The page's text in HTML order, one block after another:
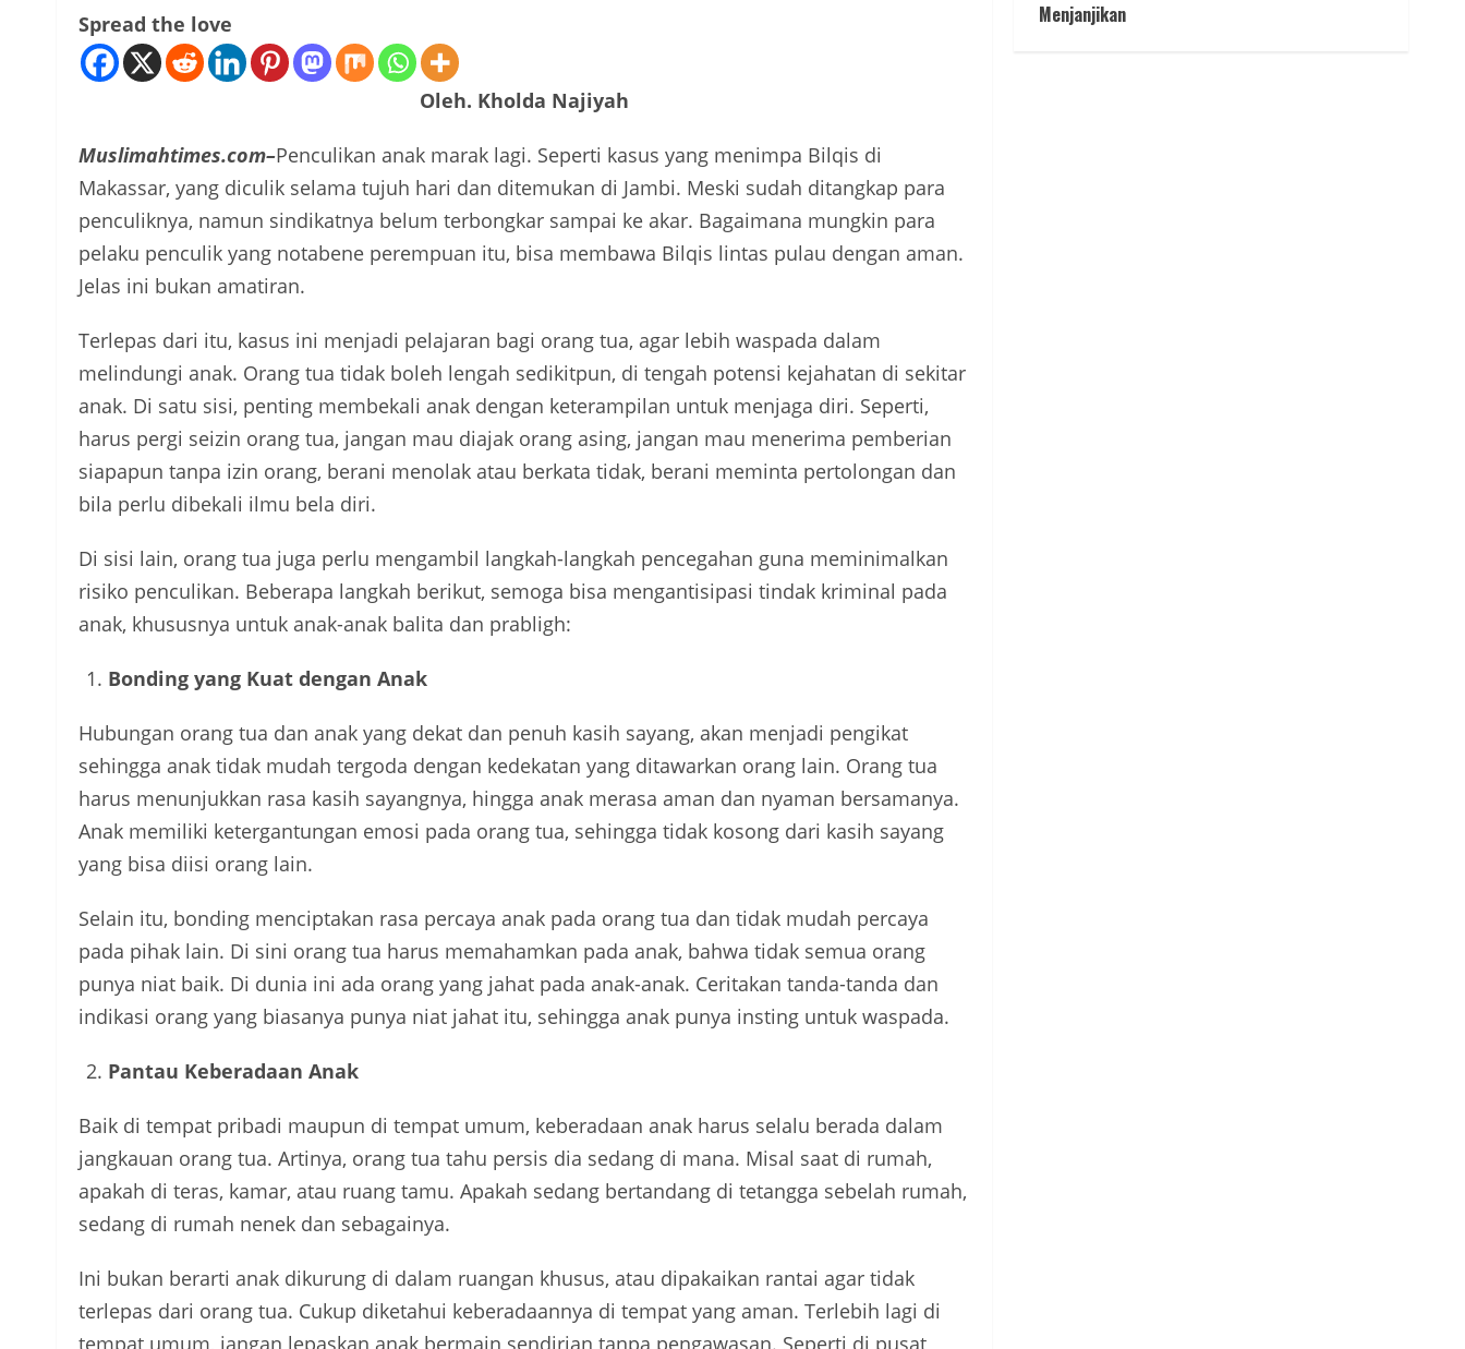
Spread the love
Oleh. Kholda Najiyah
Muslimahtimes.com–Penculikan anak marak lagi. Seperti kasus yang menimpa Bilqis di
Makassar, yang diculik selama tujuh hari dan ditemukan di Jambi. Meski sudah ditangkap para
penculiknya, namun sindikatnya belum terbongkar sampai ke akar. Bagaimana mungkin para
pelaku penculik yang notabene perempuan itu, bisa membawa Bilqis lintas pulau dengan aman.
Jelas ini bukan amatiran.
Terlepas dari itu, kasus ini menjadi pelajaran bagi orang tua, agar lebih waspada dalam
melindungi anak. Orang tua tidak boleh lengah sedikitpun, di tengah potensi kejahatan di sekitar
anak. Di satu sisi, penting membekali anak dengan keterampilan untuk menjaga diri. Seperti,
harus pergi seizin orang tua, jangan mau diajak orang asing, jangan mau menerima pemberian
siapapun tanpa izin orang, berani menolak atau berkata tidak, berani meminta pertolongan dan
bila perlu dibekali ilmu bela diri.
Di sisi lain, orang tua juga perlu mengambil langkah-langkah pencegahan guna meminimalkan
risiko penculikan. Beberapa langkah berikut, semoga bisa mengantisipasi tindak kriminal pada
anak, khususnya untuk anak-anak balita dan prabligh:
Bonding yang Kuat dengan Anak
Hubungan orang tua dan anak yang dekat dan penuh kasih sayang, akan menjadi pengikat
sehingga anak tidak mudah tergoda dengan kedekatan yang ditawarkan orang lain. Orang tua
harus menunjukkan rasa kasih sayangnya, hingga anak merasa aman dan nyaman bersamanya.
Anak memiliki ketergantungan emosi pada orang tua, sehingga tidak kosong dari kasih sayang
yang bisa diisi orang lain.
Selain itu, bonding menciptakan rasa percaya anak pada orang tua dan tidak mudah percaya
pada pihak lain. Di sini orang tua harus memahamkan pada anak, bahwa tidak semua orang
punya niat baik. Di dunia ini ada orang yang jahat pada anak-anak. Ceritakan tanda-tanda dan
indikasi orang yang biasanya punya niat jahat itu, sehingga anak punya insting untuk waspada.
Pantau Keberadaan Anak
Baik di tempat pribadi maupun di tempat umum, keberadaan anak harus selalu berada dalam
jangkauan orang tua. Artinya, orang tua tahu persis dia sedang di mana. Misal saat di rumah,
apakah di teras, kamar, atau ruang tamu. Apakah sedang bertandang di tetangga sebelah rumah,
sedang di rumah nenek dan sebagainya.
Ini bukan berarti anak dikurung di dalam ruangan khusus, atau dipakaikan rantai agar tidak
terlepas dari orang tua. Cukup diketahui keberadaannya di tempat yang aman. Terlebih lagi di
Menjanjikan